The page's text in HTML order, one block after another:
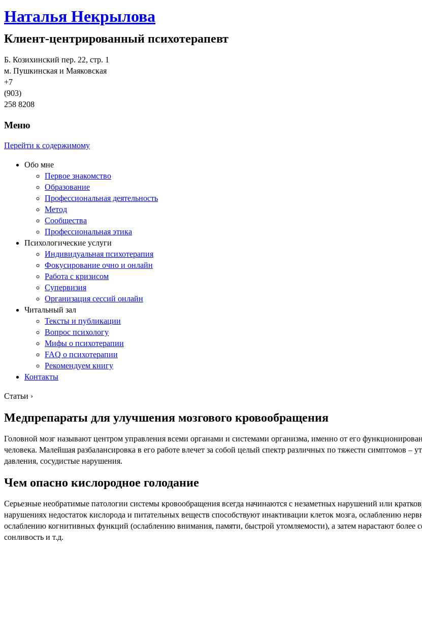
Наталья Некрылова
Клиент-центрированный психотерапевт
Б. Козихинский пер. 22, стр. 1
м. Пушкинская и Маяковская
+7
(903)
258 8208
Меню
Перейти к содержимому
Обо мне
Первое знакомство
Образование
Профессиональная деятельность
Метод
Сообщества
Профессиональная этика
Психологические услуги
Индивидуальная психотерапия
Фокусирование очно и онлайн
Работа с кризисом
Супервизия
Организация сессий онлайн
Читальный зал
Тексты и публикации
Вопрос психологу
Мифы о психотерапии
FAQ о психотерапии
Рекомендуем книгу
Контакты
Статьи ›
Медпрепараты для улучшения мозгового кровообращения
Головной мозг называют центром управления всеми органами и системами организма, именно от его
человека. Малейшая разбалансировка в его работе влечет за собой целый спектр различных по тяжести симптомов
давления, сосудистые нарушения.
Чем опасно кислородное голодание
Серьезные необратимые патологии системы кровообращения всегда начинаются с незаметных нарушений или
нарушениях недостаток кислорода и питательных веществ способствуют инактивации клеток мозга, ослаблению
ослаблению когнитивных функций (ослаблению внимания, памяти, быстрой утомляемости), а затем нарастают
сонливость и т.д.